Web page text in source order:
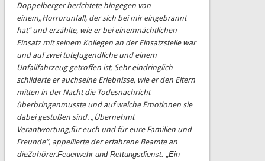
Doppelberger berichtete hingegen von
einem„Horrorunfall, der sich bei mir eingebrannt
hat“ und erzählte, wie er bei einemnächtlichen
Einsatz mit seinem Kollegen an der Einsatzstelle war
und auf zwei toteJugendliche und einem
Unfallfahrzeug getroffen ist. Sehr eindringlich
schilderte er auchseine Erlebnisse, wie er den Eltern
mitten in der Nacht die Todesnachricht
überbringenmusste und auf welche Emotionen sie
dabei gestoßen sind. „Übernehmt
Verantwortung,für euch und für eure Familien und
Freunde“, appellierte der erfahrene Beamte an
dieZuhörer.Feuerwehr und Rettungsdienst: „Ein